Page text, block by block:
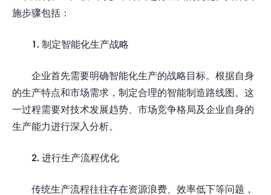
施步骤包括：
1. 制定智能化生产战略
企业首先需要明确智能化生产的战略目标。根据自身
的生产特点和市场需求，制定合理的智能制造路线图。这
一过程需要对技术发展趋势、市场竞争格局及企业自身的
生产能力进行深入分析。
2. 进行生产流程优化
传统生产流程往往存在资源浪费、效率低下等问题，